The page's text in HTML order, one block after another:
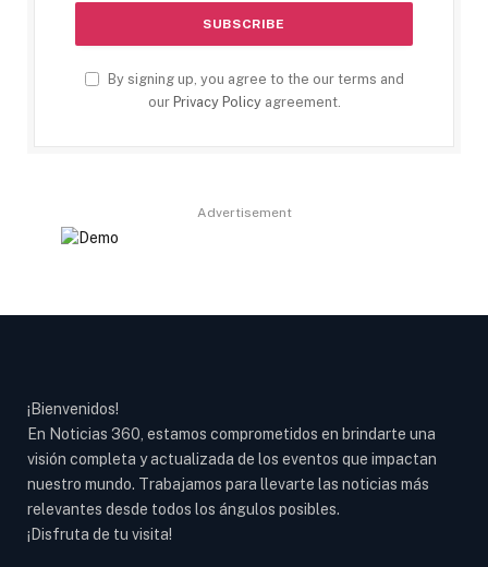
By signing up, you agree to the our terms and
our Privacy Policyagreement.
Advertisement
¡Bienvenidos!
En Noticias 360, estamos comprometidos en brindarte una
visión completa y actualizada de los eventos que impactan
nuestro mundo. Trabajamos para llevarte las noticias más
relevantes desde todos los ángulos posibles.
¡Disfruta de tu visita!